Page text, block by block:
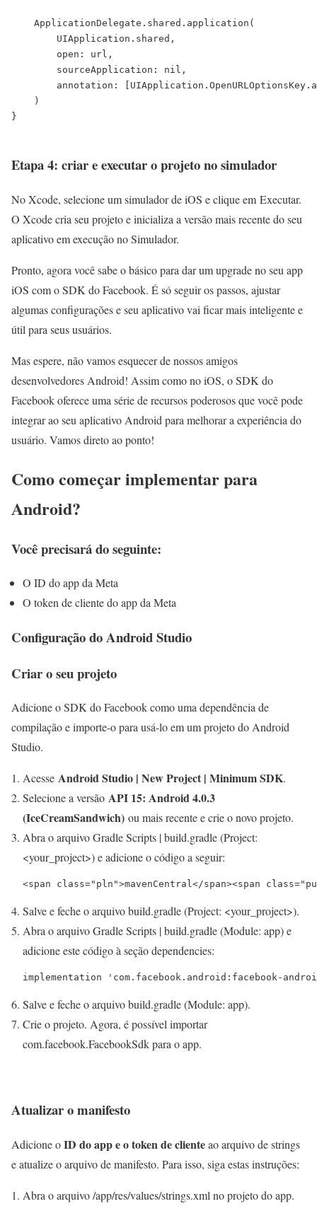
    ApplicationDelegate.shared.application(
        UIApplication.shared,
        open: url,
        sourceApplication: nil,
annotation:
    )
}
Etapa 4: criar e executar o projeto no simulador
No Xcode, selecione um simulador de iOS e clique em Executar.
O Xcode cria seu projeto e inicializa a versão mais recente do seu
aplicativo em execução no Simulador.
Pronto, agora você sabe o básico para dar um upgrade no seu app
iOS com o SDK do Facebook. É só seguir os passos, ajustar
algumas configurações e seu aplicativo vai ficar mais inteligente e
útil para seus usuários.
Mas espere, não vamos esquecer de nossos amigos
desenvolvedores Android! Assim como no iOS, o SDK do
Facebook oferece uma série de recursos poderosos que você pode
integrar ao seu aplicativo Android para melhorar a experiência do
usuário. Vamos direto ao ponto!
Como começar implementar para
Android?
Você precisará do seguinte:
O ID do app da Meta
O token de cliente do app da Meta
Configuração do Android Studio
Criar o seu projeto
Adicione o SDK do Facebook como uma dependência de
compilação e importe-o para usá-lo em um projeto do Android
Studio.
Acesse Android Studio | New Project | Minimum SDK.
Selecione a versão API 15: Android 4.0.3
(IceCreamSandwich) ou mais recente e crie o novo projeto.
Abra o arquivoGradle Scripts | build.gradle (Project:
<your_project>)e adicione o código a seguir:
<span class="pln">mavenCentral</span><span
Salve e feche o arquivobuild.gradle (Project: <your_project>).
Abra o arquivoGradle Scripts | build.gradle (Module: app)e
adicione este código à seçãodependencies:
implementation 'com.facebook.android:facebook-
Salve e feche o arquivobuild.gradle (Module: app).
Crie o projeto. Agora, é possível importar
com.facebook.FacebookSdkpara o app.
Atualizar o manifesto
Adicione oID do app e o token de clienteao arquivo de strings
e atualize o arquivo de manifesto. Para isso, siga estas instruções:
Abra o arquivo/app/res/values/strings.xml no projeto do app.